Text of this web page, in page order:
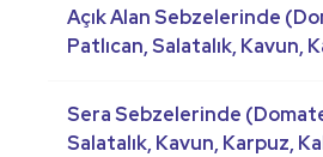
Açık Alan Sebzelerinde
Patlıcan, Salatalık, Kavun,
Sera Sebzelerinde
Salatalık, Kavun, Karpuz,